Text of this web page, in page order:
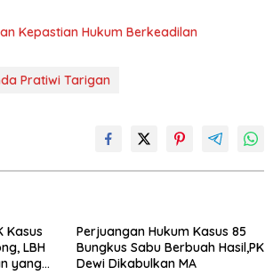
Kepastian Hukum Berkeadilan
Pratiwi Tarigan
Kasus
LBH
yang
Perjuangan Hukum Kasus 85
Bungkus Sabu Berbuah Hasil,PK
Dewi Dikabulkan MA